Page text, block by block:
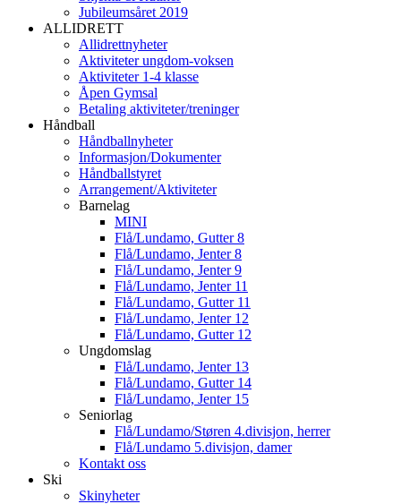
Jubileumsåret 2019
ALLIDRETT
Allidrettnyheter
Aktiviteter ungdom-voksen
Aktiviteter 1-4 klasse
Åpen Gymsal
Betaling aktiviteter/treninger
Håndball
Håndballnyheter
Informasjon/Dokumenter
Håndballstyret
Arrangement/Aktiviteter
Barnelag
MINI
Flå/Lundamo, Gutter 8
Flå/Lundamo, Jenter 8
Flå/Lundamo, Jenter 9
Flå/Lundamo, Jenter 11
Flå/Lundamo, Gutter 11
Flå/Lundamo, Jenter 12
Flå/Lundamo, Gutter 12
Ungdomslag
Flå/Lundamo, Jenter 13
Flå/Lundamo, Gutter 14
Flå/Lundamo, Jenter 15
Seniorlag
Flå/Lundamo/Støren 4.divisjon, herrer
Flå/Lundamo 5.divisjon, damer
Kontakt oss
Ski
Skinyheter